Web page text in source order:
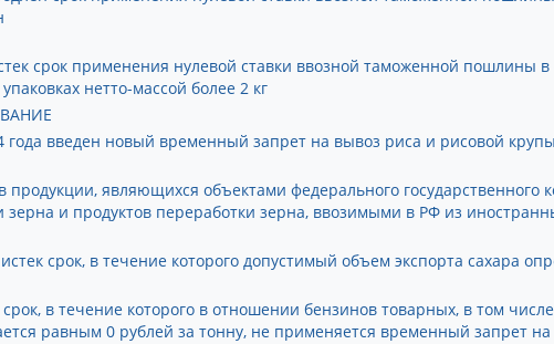
срок применения нулевой ставки ввозной таможенной пошлины
нетто-массой более 2 кг
года введен новый временный запрет на вывоз риса и рисовой
являющихся объектами федерального государственного
зерна и продуктов переработки зерна, ввозимыми в РФ из
срок, в течение которого допустимый объем экспорта сахара
в течение которого в отношении бензинов товарных, в том
равным 0 рублей за тонну, не применяется временный запрет